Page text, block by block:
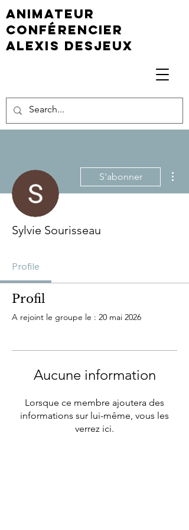
animateur
conférencier
Alexis Desjeux
S'abonner
Sylvie Sourisseau
Profile
Profil
A rejoint le groupe le : 20 mai 2026
Aucune information
Lorsque ce membre ajoutera des
informations sur lui-même, vous les
verrez ici.